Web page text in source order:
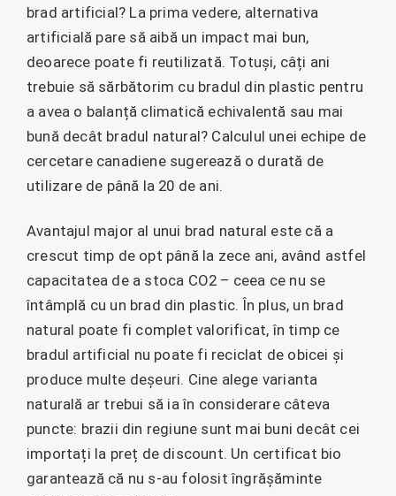
brad artificial? La prima vedere, alternativa
artificială pare să aibă un impact mai bun,
deoarece poate fi reutilizată. Totuși, câți ani
trebuie să sărbătorim cu bradul din plastic pentru
a avea o balanță climatică echivalentă sau mai
bună decât bradul natural? Calculul unei echipe de
cercetare canadiene sugerează o durată de
utilizare de până la 20 de ani.
Avantajul major al unui brad natural este că a
crescut timp de opt până la zece ani, având astfel
capacitatea de a stoca CO2 – ceea ce nu se
întâmplă cu un brad din plastic. În plus, un brad
natural poate fi complet valorificat, în timp ce
bradul artificial nu poate fi reciclat de obicei și
produce multe deșeuri. Cine alege varianta
naturală ar trebui să ia în considerare câteva
puncte: brazii din regiune sunt mai buni decât cei
importați la preț de discount. Un certificat bio
garantează că nu s-au folosit îngrășăminte